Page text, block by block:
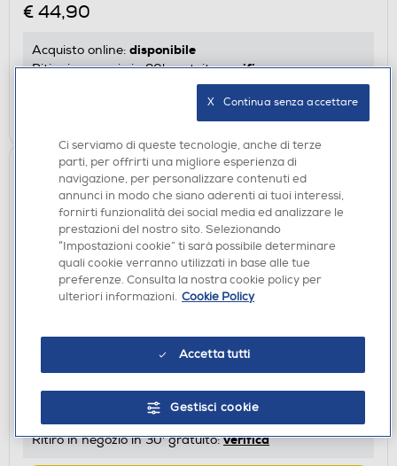
€ 44,90
Acquisto online: disponibile
Ritiro in negozio in 30' gratuito:verifica
AGGIUNGI
SBS - Speaker wireless a forma di pallina natalizia-
Acquisto online:disponibile
Ritiro in negozio in 30' gratuito:verifica
Ci serviamo di queste tecnologie, anche di terze
parti, per offrirti una migliore esperienza di
navigazione, per personalizzare contenuti ed
annunci in modo che siano aderenti ai tuoi interessi,
fornirti funzionalità dei social media ed analizzare le
prestazioni del nostro sito. Selezionando
“Impostazioni cookie” ti sarà possibile determinare
quali cookie verranno utilizzati in base alle tue
preferenze. Consulta la nostra cookie policy per
ulteriori informazioni. Cookie Policy
Accetta tutti
Gestisci cookie
X   Continua senza accettare